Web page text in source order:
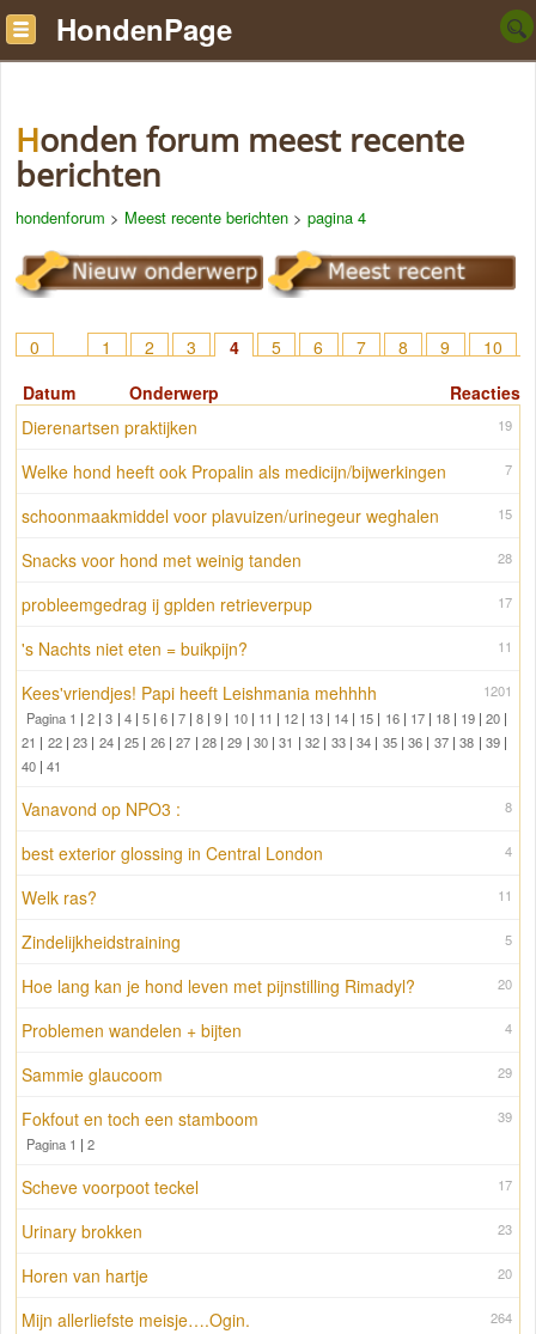
HondenPage
Honden forum meest recente
berichten
hondenforum > Meest recente berichten > pagina 4
0 1 2 3 4 5 6 7 8 9
10
Reacties
Datum Onderwerp
19
Dierenartsen praktijken
7
Welke hond heeft ook Propalin als medicijn/bijwerkingen
15
schoonmaakmiddel voor plavuizen/urinegeur weghalen
28
Snacks voor hond met weinig tanden
17
probleemgedrag ij gplden retrieverpup
11
's Nachts niet eten = buikpijn?
1201
Kees'vriendjes! Papi heeft Leishmania mehhhh
Pagina 1 |2 |3 | 4| 5| 6|7 |8 |9 | 10| 11 | 12| 13 | 14 | 15 | 16| 17| 18| 19|20 |
21 | 22|23 | 24|25 | 26|27 | 28|29 | 30|31 |32 | 33|34 | 35|36 | 37|38 | 39|
40 | 41
8
Vanavond op NPO3 :
4
best exterior glossing in Central London
11
Welk ras?
5
Zindelijkheidstraining
20
Hoe lang kan je hond leven met pijnstilling Rimadyl?
4
Problemen wandelen + bijten
29
Sammie glaucoom
39
Fokfout en toch een stamboom
Pagina 1 | 2
17
Scheve voorpoot teckel
23
Urinary brokken
20
Horen van hartje
264
Mijn allerliefste meisje….Ogin.